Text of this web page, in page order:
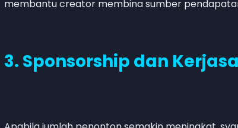
membantu creator membina sumber
3. Sponsorship dan